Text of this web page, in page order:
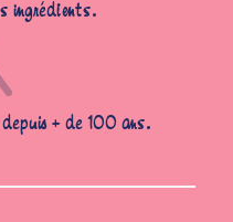
ingrédients.
+ de 100 ans.